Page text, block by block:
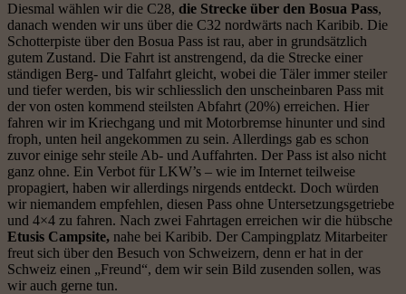
Diesmal wählen wir die C28, die Strecke über den Bosua Pass,
danach wenden wir uns über die C32 nordwärts nach Karibib. Die
Schotterpiste über den Bosua Pass ist rau, aber in grundsätzlich
gutem Zustand. Die Fahrt ist anstrengend, da die Strecke einer
ständigen Berg- und Talfahrt gleicht, wobei die Täler immer steiler
und tiefer werden, bis wir schliesslich den unscheinbaren Pass mit
der von osten kommend steilsten Abfahrt (20%) erreichen. Hier
fahren wir im Kriechgang und mit Motorbremse hinunter und sind
froph, unten heil angekommen zu sein. Allerdings gab es schon
zuvor einige sehr steile Ab- und Auffahrten. Der Pass ist also nicht
ganz ohne. Ein Verbot für LKW’s – wie im Internet teilweise
propagiert, haben wir allerdings nirgends entdeckt. Doch würden
wir niemandem empfehlen, diesen Pass ohne Untersetzungsgetriebe
und 4×4 zu fahren. Nach zwei Fahrtagen erreichen wir die hübsche
Etusis Campsite, nahe bei Karibib. Der Campingplatz Mitarbeiter
freut sich über den Besuch von Schweizern, denn er hat in der
Schweiz einen „Freund“, dem wir sein Bild zusenden sollen, was
wir auch gerne tun.